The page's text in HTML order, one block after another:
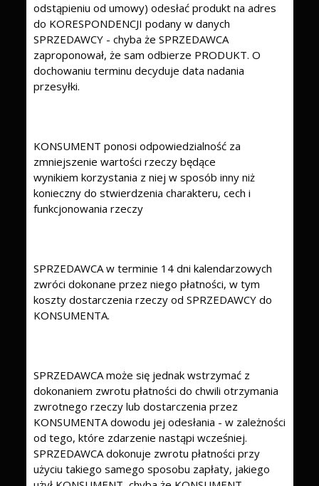
odstąpieniu od umowy) odesłać produkt na adres
do KORESPONDENCJI podany w danych
SPRZEDAWCY - chyba że SPRZEDAWCA
zaproponował, że sam odbierze PRODUKT. O
dochowaniu terminu decyduje data nadania
przesyłki.
KONSUMENT ponosi odpowiedzialność za
zmniejszenie wartości rzeczy będące
wynikiem korzystania z niej w sposób inny niż
konieczny do stwierdzenia charakteru, cech i
funkcjonowania rzeczy
SPRZEDAWCA w terminie 14 dni kalendarzowych
zwróci dokonane przez niego płatności, w tym
koszty dostarczenia rzeczy od SPRZEDAWCY do
KONSUMENTA.
SPRZEDAWCA może się jednak wstrzymać z
dokonaniem zwrotu płatności do chwili otrzymania
zwrotnego rzeczy lub dostarczenia przez
KONSUMENTA dowodu jej odesłania - w zależności
od tego, które zdarzenie nastąpi wcześniej.
SPRZEDAWCA dokonuje zwrotu płatności przy
użyciu takiego samego sposobu zapłaty, jakiego